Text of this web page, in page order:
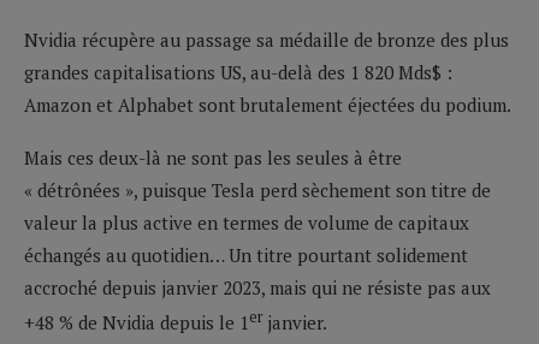
Nvidia récupère au passage sa médaille de bronze des plus
grandes capitalisations US, au-delà des 1 820 Mds$ :
Amazon et Alphabet sont brutalement éjectées du podium.
Mais ces deux-là ne sont pas les seules à être
« détrônées », puisque Tesla perd sèchement son titre de
valeur la plus active en termes de volume de capitaux
échangés au quotidien… Un titre pourtant solidement
accroché depuis janvier 2023, mais qui ne résiste pas aux
+48 % de Nvidia depuis le 1 erjanvier.